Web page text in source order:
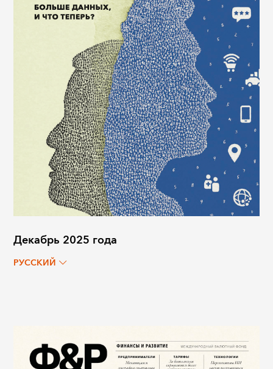
Декабрь 2025 года
РУССКИЙ